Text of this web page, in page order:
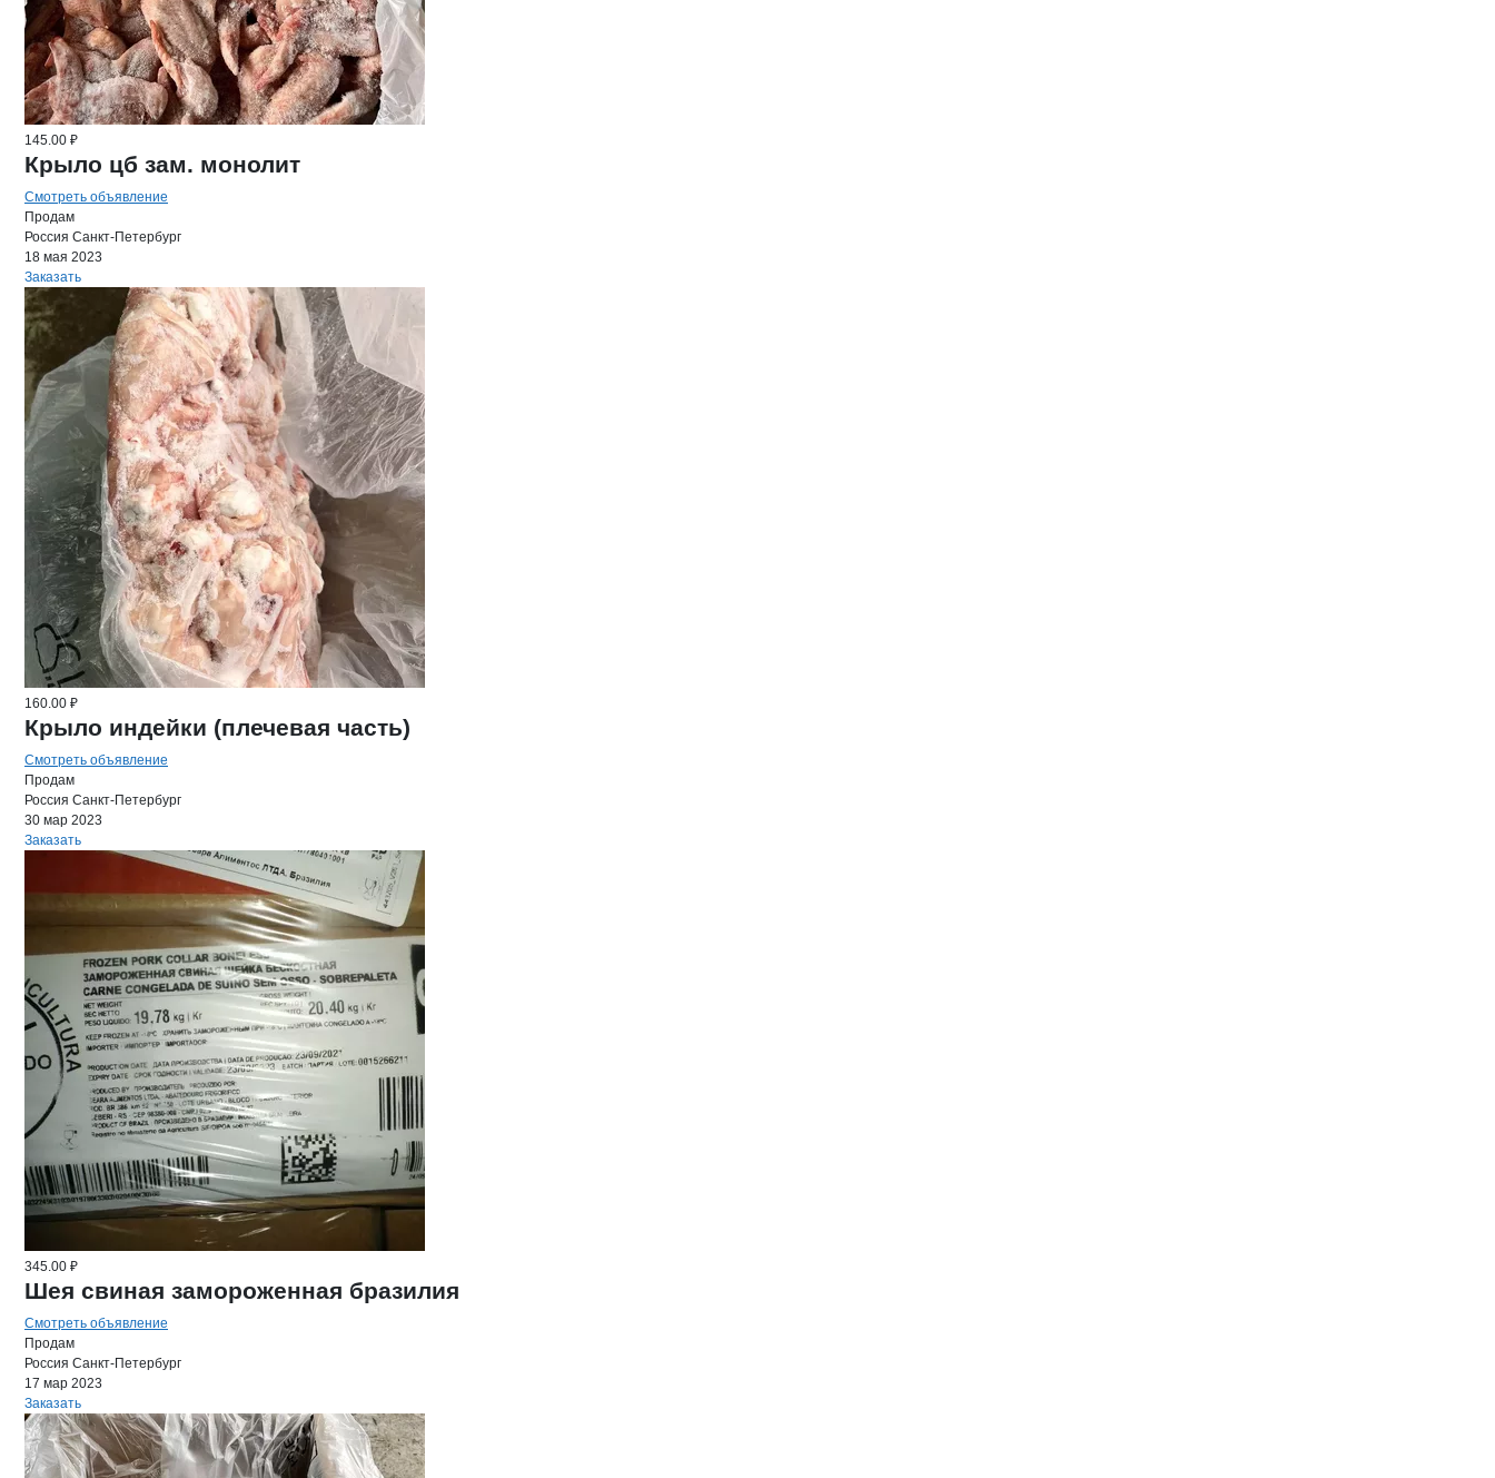
145.00 ₽
Крыло цб зам. монолит
Смотреть объявление
Продам
Россия Санкт-Петербург
18 мая 2023
Заказать
160.00 ₽
Крыло индейки (плечевая часть)
Смотреть объявление
Продам
Россия Санкт-Петербург
30 мар 2023
Заказать
345.00 ₽
Шея свиная замороженная бразилия
Смотреть объявление
Продам
Россия Санкт-Петербург
17 мар 2023
Заказать